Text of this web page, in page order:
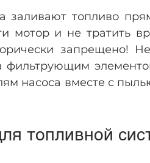
заливают топливо
мотор и не тратить
запрещено!
фильтрующим
насоса вместе с
топливной